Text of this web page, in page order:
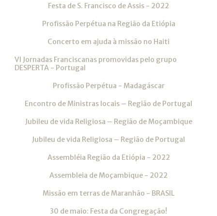
Festa de S. Francisco de Assis - 2022
Profissão Perpétua na Região da Etiópia
Concerto em ajuda à missão no Haiti
VI Jornadas Franciscanas promovidas pelo grupo
DESPERTA - Portugal
Profissão Perpétua - Madagáscar
Encontro de Ministras locais – Região de Portugal
Jubileu de vida Religiosa – Região de Moçambique
Jubileu de vida Religiosa – Região de Portugal
Assembléia Região da Etiópia - 2022
Assembleia de Moçambique - 2022
Missão em terras de Maranhão - BRASIL
30 de maio: Festa da Congregação!